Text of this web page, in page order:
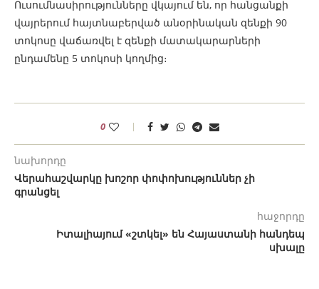
Ուսումնասիրությունները վկայում են, որ հանցանքի
վայրերում հայտնաբերված անօրինական զենքի 90
տոկոսը վաճառվել է զենքի մատակարարների
ընդամենը 5 տոկոսի կողմից։
0
նախորդը
Վերահաշվարկը խոշոր փոփոխություններ չի
գրանցել
հաջորդը
Իտալիայում «շտկել» են Հայաստանի հանդեպ
սխալը